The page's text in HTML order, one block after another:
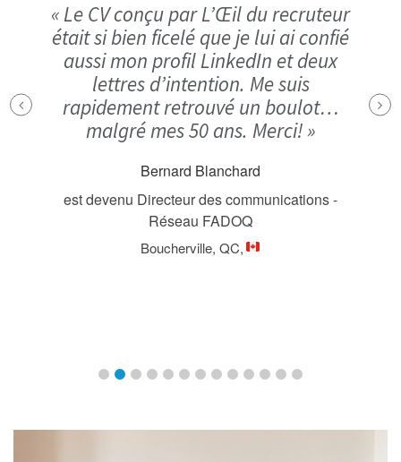
« Le CV conçu par L’Œil du recruteur
était si bien ficelé que je lui ai confié
aussi mon profil LinkedIn et deux
lettres d’intention. Me suis
rapidement retrouvé un boulot…
malgré mes 50 ans. Merci! »
Bernard Blanchard
est devenu Directeur des communications -
Réseau FADOQ
Boucherville, QC,
« Je